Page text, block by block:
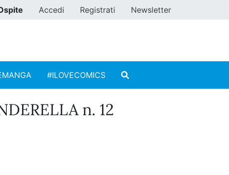
Accedi Registrati Newsletter
#ILOVECOMICS
n. 12